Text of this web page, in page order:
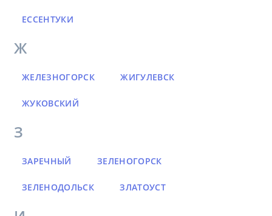
ЕССЕНТУКИ
Ж
ЖЕЛЕЗНОГОРСК ЖИГУЛЕВСК
ЖУКОВСКИЙ
З
ЗАРЕЧНЫЙ ЗЕЛЕНОГОРСК
ЗЕЛЕНОДОЛЬСК ЗЛАТОУСТ